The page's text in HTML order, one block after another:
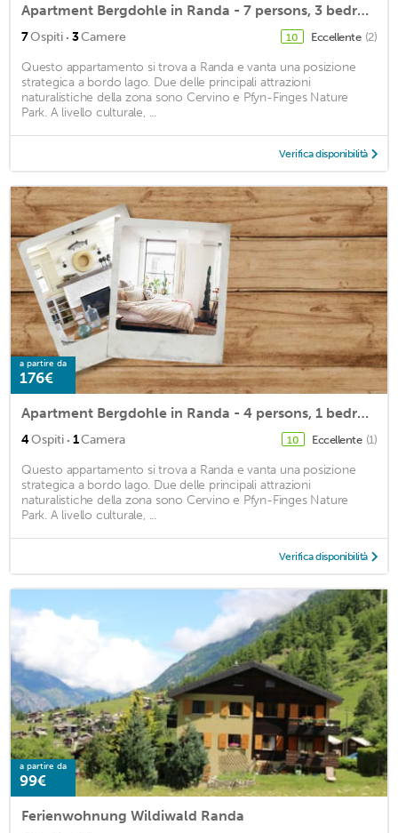
Apartment Bergdohle in Randa - 7 persons, 3 bedrooms
7Ospiti · 3Camere 10 Eccellente (2)
Questo appartamento si trova a Randa e vanta una posizione
strategica a bordo lago. Due delle principali attrazioni
naturalistiche della zona sono Cervino e Pfyn-Finges Nature
Park. A livello culturale, ...
Verifica disponibilità
a partire da
176€
Apartment Bergdohle in Randa - 4 persons, 1 bedrooms
4Ospiti · 1Camera 10 Eccellente (1)
Questo appartamento si trova a Randa e vanta una posizione
strategica a bordo lago. Due delle principali attrazioni
naturalistiche della zona sono Cervino e Pfyn-Finges Nature
Park. A livello culturale, ...
Verifica disponibilità
a partire da
99€
Ferienwohnung Wildiwald Randa